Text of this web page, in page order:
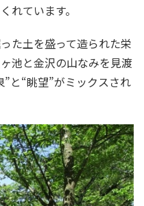
れています。
た土を盛って造られた栄
池と金沢の山なみを見渡
と“眺望”がミックスされ